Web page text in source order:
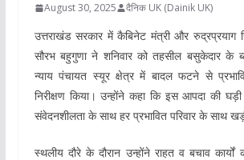
August 30, 2025 दैनिक UK (Dainik UK)
उत्तराखंड सरकार में कैबिनेट मंत्री और रुद्रप्रयाग
सौरभ बहुगुणा ने शनिवार को तहसील बसुकेदार के
न्याय पंचायत स्यूर क्षेत्र में बादल फटने से
निरीक्षण किया। उन्होंने कहा कि इस आपदा की
संवेदनशीलता के साथ हर प्रभावित परिवार के साथ
स्थलीय दौरे के दौरान उन्होंने राहत व बचाव